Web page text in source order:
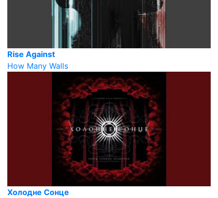
Rise Against
How Many Walls
Холодне Сонце